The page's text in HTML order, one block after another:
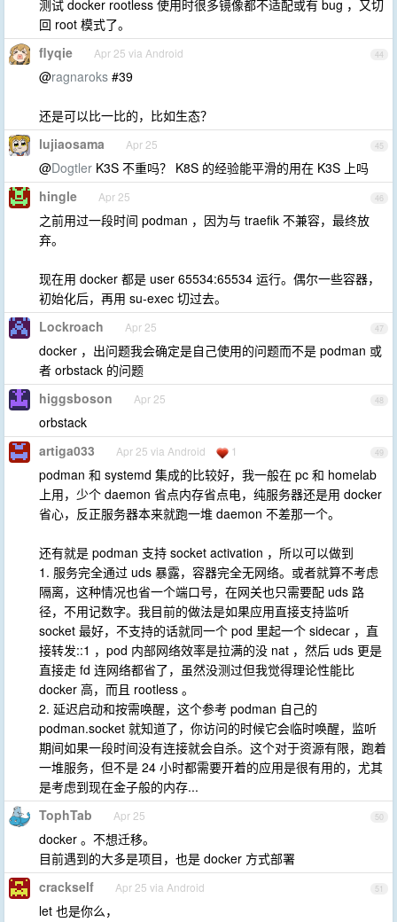
测试 docker rootless 使用时很多镜像都不适配或有 bug ，又切
回 root 模式了。
44
flyqie Apr 25 via Android
@ragnaroks #39
还是可以比一比的，比如生态？
45
lujiaosama Apr 25
@Dogtler K3S 不重吗？ K8S 的经验能平滑的用在 K3S 上吗
46
hingle Apr 25
之前用过一段时间 podman ，因为与 traefik 不兼容，最终放
弃。
现在用 docker 都是 user 65534:65534 运行。偶尔一些容器，
初始化后，再用 su-exec 切过去。
47
Lockroach Apr 25
docker ，出问题我会确定是自己使用的问题而不是 podman 或
者 orbstack 的问题
48
higgsboson Apr 25
orbstack
49
artiga033 Apr 25 via Android 1
podman 和 systemd 集成的比较好，我一般在 pc 和 homelab
上用，少个 daemon 省点内存省点电，纯服务器还是用 docker
省心，反正服务器本来就跑一堆 daemon 不差那一个。
还有就是 podman 支持 socket activation ，所以可以做到
1. 服务完全通过 uds 暴露，容器完全无网络。或者就算不考虑
隔离，这种情况也省一个端口号，在网关也只需要配 uds 路
径，不用记数字。我目前的做法是如果应用直接支持监听
socket 最好，不支持的话就同一个 pod 里起一个 sidecar ，直
接转发::1 ，pod 内部网络效率是拉满的没 nat ，然后 uds 更是
直接走 fd 连网络都省了，虽然没测过但我觉得理论性能比
docker 高，而且 rootless 。
2. 延迟启动和按需唤醒，这个参考 podman 自己的
podman.socket 就知道了，你访问的时候它会临时唤醒，监听
期间如果一段时间没有连接就会自杀。这个对于资源有限，跑着
一堆服务，但不是 24 小时都需要开着的应用是很有用的，尤其
是考虑到现在金子般的内存...
50
TophTab Apr 25
docker 。不想迁移。
目前遇到的大多是项目，也是 docker 方式部署
51
crackself Apr 25 via Android
let 也是你么，